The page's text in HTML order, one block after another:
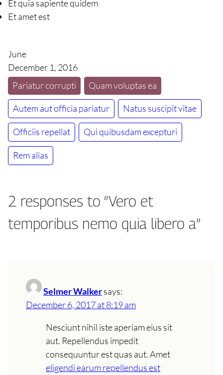
Et quia sapiente quidem
Et amet est
June
December 1, 2016
Pariatur corrupti
Quam voluptas ea
Autem aut officia pariatur Natus suscipit vitae
Officiis repellat Qui quibusdam excepturi
Rem alias
2 responses to “Vero et
temporibus nemo quia libero a”
Selmer Walkersays:
December 6, 2017 at 8:19 am
Nesciunt nihil iste aperiam eius sit
aut. Repellendus impedit
consequuntur est quas aut. Amet
eligendi earum repellendus est